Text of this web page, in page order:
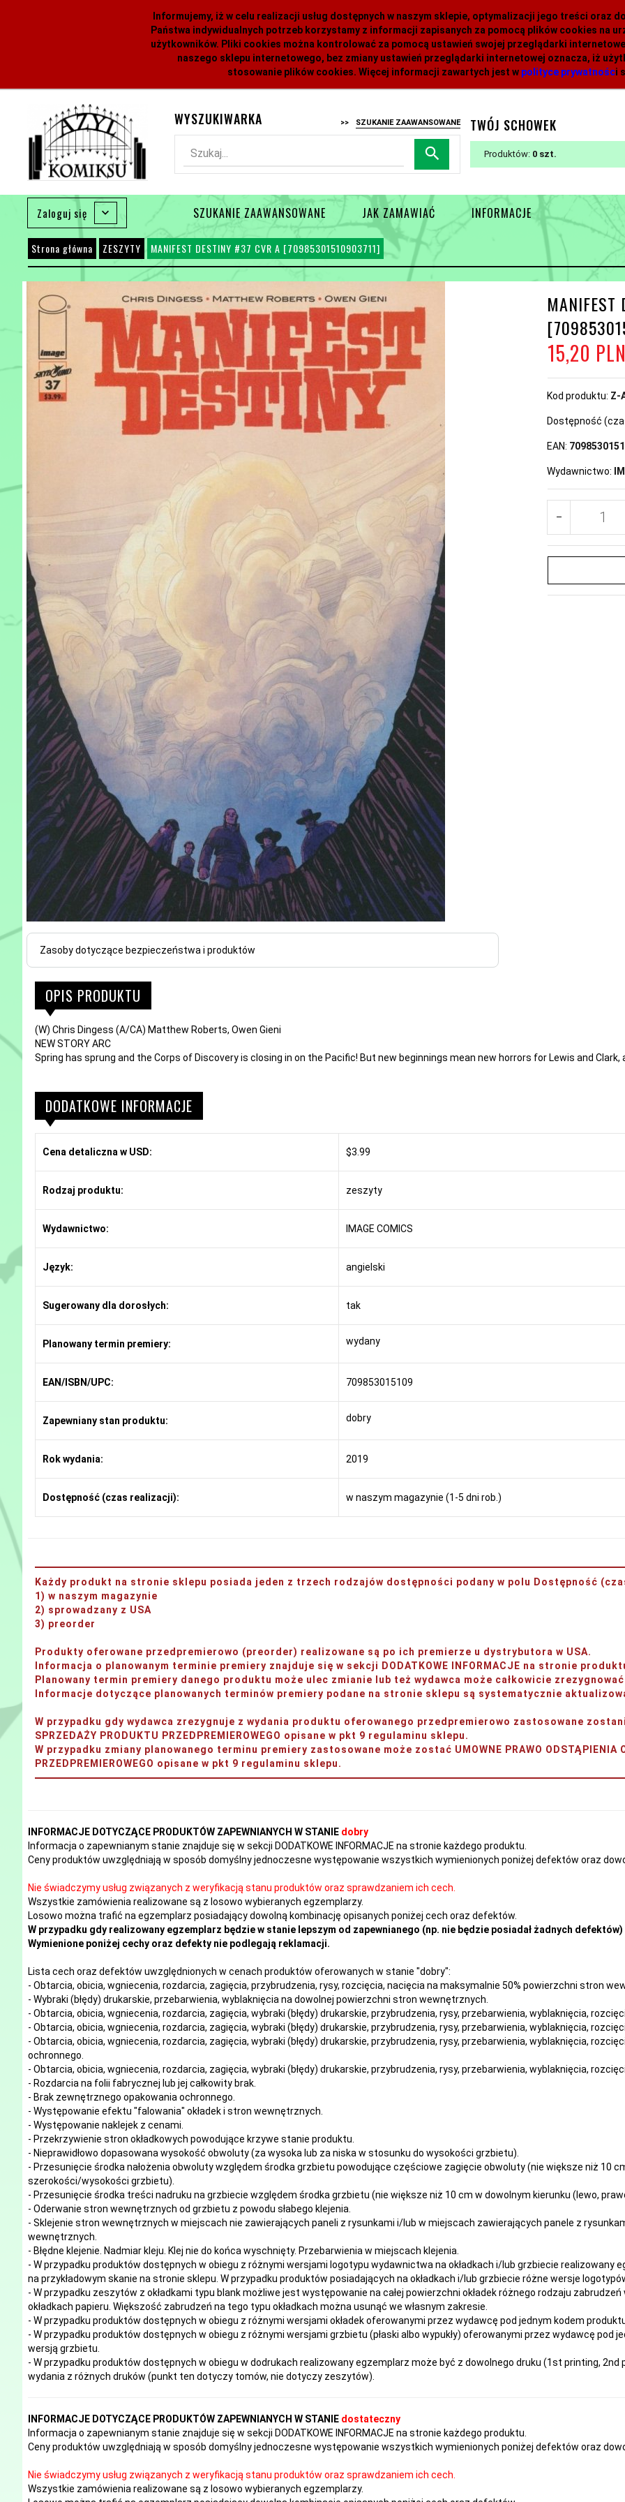
Informujemy, iż w celu realizacji usług dostępnych w naszym sklepie, optymalizacji jego treści oraz
Państwa indywidualnych potrzeb korzystamy z informacji zapisanych za pomocą plików cookies na
użytkowników. Pliki cookies można kontrolować za pomocą ustawień swojej przeglądarki
naszego sklepu internetowego, bez zmiany ustawień przeglądarki internetowej oznacza, iż
stosowanie plików cookies. Więcej informacji zawartych jest w polityce prywatności
WYSZUKIWARKA >> SZUKANIE ZAAWANSOWANE
Szukaj...
TWÓJ SCHOWEK
Produktów: 0
Zaloguj się SZUKANIE ZAAWANSOWANE JAK ZAMAWIAĆ INFORMACJE
Strona główna ZESZYTY MANIFEST DESTINY #37 CVR A [70985301510903711]
Zasoby dotyczące bezpieczeństwa i produktów
MANIFEST
15,20
Kod produktu: Z-
Dostępność
EAN:
Wydawnictwo:
OPIS PRODUKTU
(W) Chris Dingess (A/CA) Matthew Roberts, Owen Gieni
NEW STORY ARC
Spring has sprung and the Corps of Discovery is closing in on the Pacific! But new beginnings mean new horrors for Lewis and
DODATKOWE INFORMACJE
Cena detaliczna w USD: $3.99
Rodzaj produktu: zeszyty
Wydawnictwo: IMAGE COMICS
Język: angielski
Sugerowany dla dorosłych: tak
Planowany termin premiery: wydany
EAN/ISBN/UPC: 709853015109
Zapewniany stan produktu: dobry
Rok wydania: 2019
Dostępność (czas realizacji): w naszym magazynie (1-5 dni rob.)
Każdy produkt na stronie sklepu posiada jeden z trzech rodzajów dostępności podany w polu Dostępność
1) w naszym magazynie
2) sprowadzany z USA
3) preorder
Produkty oferowane przedpremierowo (preorder) realizowane są po ich premierze u dystrybutora w USA.
Informacja o planowanym terminie premiery znajduje się w sekcji DODATKOWE INFORMACJE na stronie
Planowany termin premiery danego produktu może ulec zmianie lub też wydawca może całkowicie
Informacje dotyczące planowanych terminów premiery podane na stronie sklepu są systematycznie
W przypadku gdy wydawca zrezygnuje z wydania produktu oferowanego przedpremierowo zastosowane zostanie
SPRZEDAŻY PRODUKTU PRZEDPREMIEROWEGO opisane w pkt 9 regulaminu sklepu.
W przypadku zmiany planowanego terminu premiery zastosowane może zostać UMOWNE PRAWO ODSTĄPIENIA
PRZEDPREMIEROWEGO opisane w pkt 9 regulaminu sklepu.
INFORMACJE DOTYCZĄCE PRODUKTÓW ZAPEWNIANYCH W STANIE dobry
Informacja o zapewnianym stanie znajduje się w sekcji DODATKOWE INFORMACJE na stronie każdego produktu.
Ceny produktów uwzględniają w sposób domyślny jednoczesne występowanie wszystkich wymienionych poniżej defektów oraz
Nie świadczymy usług związanych z weryfikacją stanu produktów oraz sprawdzaniem ich cech.
Wszystkie zamówienia realizowane są z losowo wybieranych egzemplarzy.
Losowo można trafić na egzemplarz posiadający dowolną kombinację opisanych poniżej cech oraz defektów.
W przypadku gdy realizowany egzemplarz będzie w stanie lepszym od zapewnianego (np. nie będzie posiadał żadnych
Wymienione poniżej cechy oraz defekty nie podlegają reklamacji.
Lista cech oraz defektów uwzględnionych w cenach produktów oferowanych w stanie "dobry":
- Obtarcia, obicia, wgniecenia, rozdarcia, zagięcia, przybrudzenia, rysy, rozcięcia, nacięcia na maksymalnie 50% powierzchni stron
- Wybraki (błędy) drukarskie, przebarwienia, wyblaknięcia na dowolnej powierzchni stron wewnętrznych.
- Obtarcia, obicia, wgniecenia, rozdarcia, zagięcia, wybraki (błędy) drukarskie, przybrudzenia, rysy, przebarwienia, wyblaknięcia,
- Obtarcia, obicia, wgniecenia, rozdarcia, zagięcia, wybraki (błędy) drukarskie, przybrudzenia, rysy, przebarwienia, wyblaknięcia,
- Obtarcia, obicia, wgniecenia, rozdarcia, zagięcia, wybraki (błędy) drukarskie, przybrudzenia, rysy, przebarwienia, wyblaknięcia,
ochronnego.
- Obtarcia, obicia, wgniecenia, rozdarcia, zagięcia, wybraki (błędy) drukarskie, przybrudzenia, rysy, przebarwienia, wyblaknięcia,
- Rozdarcia na folii fabrycznej lub jej całkowity brak.
- Brak zewnętrznego opakowania ochronnego.
- Występowanie efektu "falowania" okładek i stron wewnętrznych.
- Występowanie naklejek z cenami.
- Przekrzywienie stron okładkowych powodujące krzywe stanie produktu.
- Nieprawidłowo dopasowana wysokość obwoluty (za wysoka lub za niska w stosunku do wysokości grzbietu).
- Przesunięcie środka nałożenia obwoluty względem środka grzbietu powodujące częściowe zagięcie obwoluty (nie większe niż 10
szerokości/wysokości grzbietu).
- Przesunięcie środka treści nadruku na grzbiecie względem środka grzbietu (nie większe niż 10 cm w dowolnym kierunku (lewo,
- Oderwanie stron wewnętrznych od grzbietu z powodu słabego klejenia.
- Sklejenie stron wewnętrznych w miejscach nie zawierających paneli z rysunkami i/lub w miejscach zawierających panele z
wewnętrznych.
- Błędne klejenie. Nadmiar kleju. Klej nie do końca wyschnięty. Przebarwienia w miejscach klejenia.
- W przypadku produktów dostępnych w obiegu z różnymi wersjami logotypu wydawnictwa na okładkach i/lub grzbiecie
na przykładowym skanie na stronie sklepu. W przypadku produktów posiadających na okładkach i/lub grzbiecie różne wersje
- W przypadku zeszytów z okładkami typu blank możliwe jest występowanie na całej powierzchni okładek różnego rodzaju
okładkach papieru. Większość zabrudzeń na tego typu okładkach można usunąć we własnym zakresie.
- W przypadku produktów dostępnych w obiegu z różnymi wersjami okładek oferowanymi przez wydawcę pod jednym kodem
- W przypadku produktów dostępnych w obiegu z różnymi wersjami grzbietu (płaski albo wypukły) oferowanymi przez wydawcę pod
wersją grzbietu.
- W przypadku produktów dostępnych w obiegu w dodrukach realizowany egzemplarz może być z dowolnego druku (1st printing,
wydania z różnych druków (punkt ten dotyczy tomów, nie dotyczy zeszytów).
INFORMACJE DOTYCZĄCE PRODUKTÓW ZAPEWNIANYCH W STANIE dostateczny
Informacja o zapewnianym stanie znajduje się w sekcji DODATKOWE INFORMACJE na stronie każdego produktu.
Ceny produktów uwzględniają w sposób domyślny jednoczesne występowanie wszystkich wymienionych poniżej defektów oraz
Nie świadczymy usług związanych z weryfikacją stanu produktów oraz sprawdzaniem ich cech.
Wszystkie zamówienia realizowane są z losowo wybieranych egzemplarzy.